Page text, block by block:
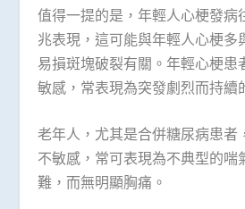
值得一提的是，年輕人心梗發病
兆表現，這可能與年輕人心梗多
易損斑塊破裂有關。年輕心梗患
敏感，常表現為突發劇烈而持續
老年人，尤其是合併糖尿病患者
不敏感，常可表現為不典型的喘
難，而無明顯胸痛。